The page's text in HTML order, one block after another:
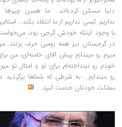
دنیا مسکن کرده‌اند... ما همین چیزها
نداریم. کسی نداریم از ما انتقاد بکند...
با وجود اینکه خودش گرجی بود،
در گرجستان نیز همه روسی حرف
میرم رو میندازم پیش آقای خامنه‌ای، من
خودم رو نینداخته‌ام برای تو و امثال تو
رو میندازم... به شرطی که شماها برگردید
مملکت خودتان خدمت کنید ...